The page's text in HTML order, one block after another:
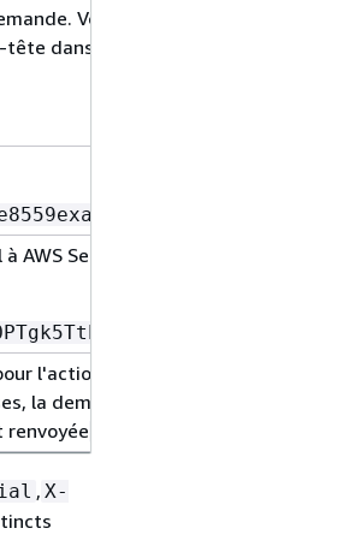
Vous devez au minimum inclure
tête dans votre demande, vous devez
Security Token Service.
L
l'action, sans réellement en faire la
la demande est renvoyée
renvoyée
, X-